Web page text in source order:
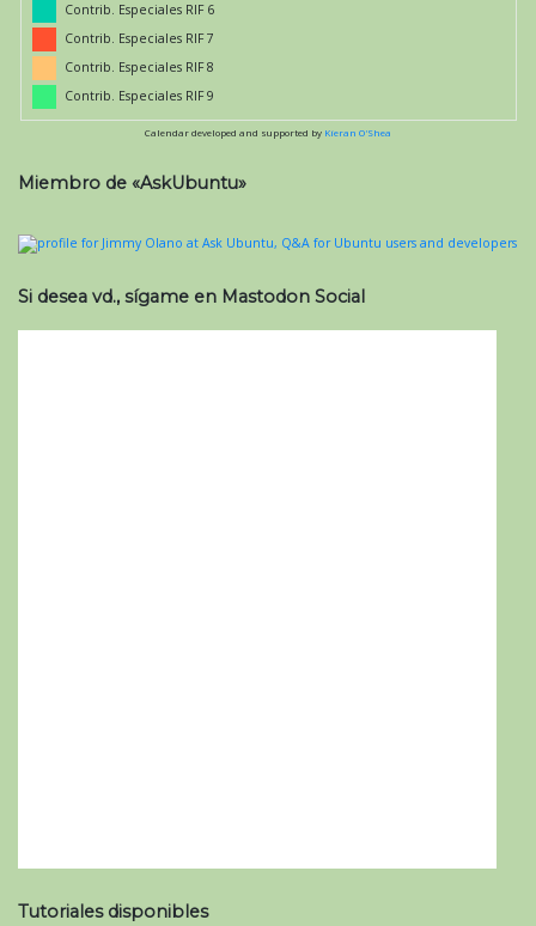
Contrib. Especiales RIF 6
Contrib. Especiales RIF 7
Contrib. Especiales RIF 8
Contrib. Especiales RIF 9
Calendar developed and supported by Kieran O'Shea
Miembro de «AskUbuntu»
Si desea vd., sígame en Mastodon Social
Tutoriales disponibles